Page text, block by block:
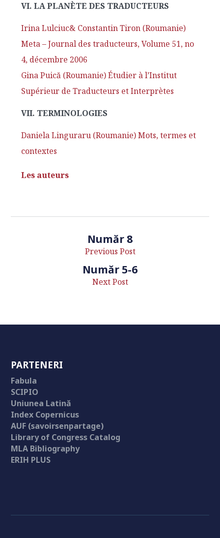
VI. LA PLANÈTE DES TRADUCTEURS
Irina Lulciuc& Constantin Tiron (Roumanie)
Meta – Journal des traducteurs, Volume 51, no
4, décembre 2006
Gina Puică (Roumanie) Étudier à l’Institut
Supérieur de Traducteurs et Interprètes
VII. TERMINOLOGIES
Daniela Linguraru (Roumanie) Mots, termes et
contextes
Les auteurs
Număr 8
Previous Post
Număr 5-6
Next Post
PARTENERI
Fabula
SCIPIO
Uniunea Latină
Index Copernicus
AUF (savoirsenpartage)
Library of Congress Catalog
MLA Bibliography
ERIH PLUS